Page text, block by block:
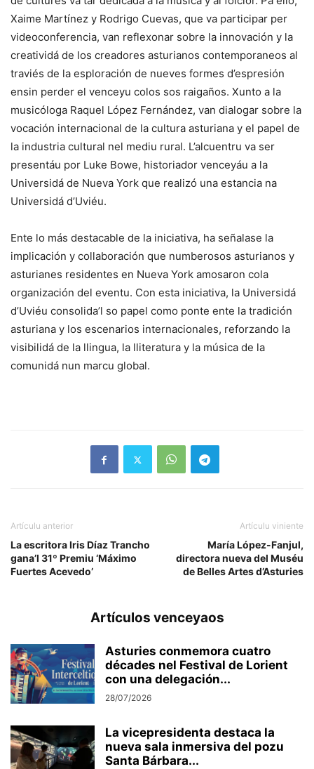
Xaime Martínez y Rodrigo Cuevas, que va participar per
videoconferencia, van reflexonar sobre la innovación y la
creatividá de los creadores asturianos contemporaneos al
traviés de la esploración de nueves formes d’espresión
ensin perder el venceyu colos sos raigaños. Xunto a la
musicóloga Raquel López Fernández, van dialogar sobre la
vocación internacional de la cultura asturiana y el papel de
la industria cultural nel mediu rural. L’alcuentru va ser
presentáu por Luke Bowe, historiador venceyáu a la
Universidá de Nueva York que realizó una estancia na
Universidá d’Uviéu.
Ente lo más destacable de la iniciativa, ha señalase la
implicación y collaboración que numberosos asturianos y
asturianes residentes en Nueva York amosaron cola
organización del eventu. Con esta iniciativa, la Universidá
d’Uviéu consolida’l so papel como ponte ente la tradición
asturiana y los escenarios internacionales, reforzando la
visibilidá de la llingua, la lliteratura y la música de la
comunidá nun marcu global.
Artículu anterior
La escritora Iris Díaz Trancho
gana’l 31º Premiu ‘Máximo
Fuertes Acevedo’
Artículu viniente
María López-Fanjul,
directora nueva del Muséu
de Belles Artes d’Asturies
Artículos venceyaos
Asturies conmemora cuatro
décades nel Festival de Lorient
con una delegación...
28/07/2026
La vicepresidenta destaca la
nueva sala inmersiva del pozu
Santa Bárbara...